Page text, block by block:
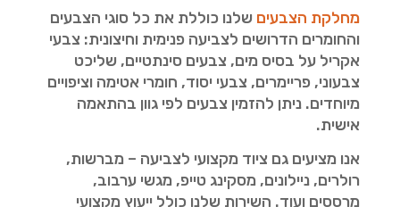
מחלקת הצבעים שלנו כוללת את כל סוגי הצבעים
והחומרים הדרושים לצביעה פנימית וחיצונית: צבעי
אקריל על בסיס מים, צבעים סינתטיים, שליכט
צבעוני, פריימרים, צבעי יסוד, חומרי אטימה וציפויים
מיוחדים. ניתן להזמין צבעים לפי גוון בהתאמה
אישית.
אנו מציעים גם ציוד מקצועי לצביעה – מברשות,
רולרים, ניילונים, מסקינג טייפ, מגשי ערבוב,
מרססים ועוד. השירות שלנו כולל ייעוץ מקצועי